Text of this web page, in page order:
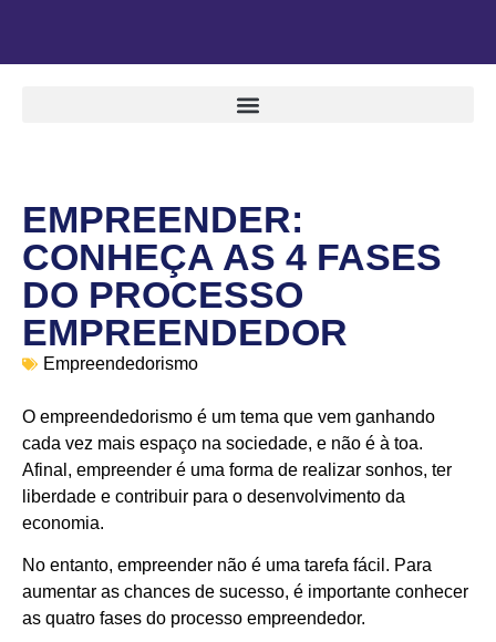
EMPREENDER:
CONHEÇA AS 4 FASES
DO PROCESSO
EMPREENDEDOR
Empreendedorismo
O empreendedorismo é um tema que vem ganhando
cada vez mais espaço na sociedade, e não é à toa.
Afinal, empreender é uma forma de realizar sonhos, ter
liberdade e contribuir para o desenvolvimento da
economia.
No entanto, empreender não é uma tarefa fácil. Para
aumentar as chances de sucesso, é importante conhecer
as quatro fases do processo empreendedor.